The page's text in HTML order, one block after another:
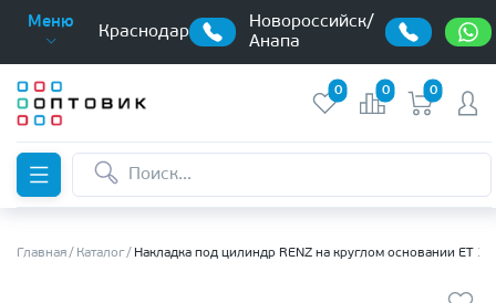
Меню
Краснодар
Новороссийск/
Анапа
0 0 0
Главная Каталог Накладка под цилиндр RENZ на круглом основании ET